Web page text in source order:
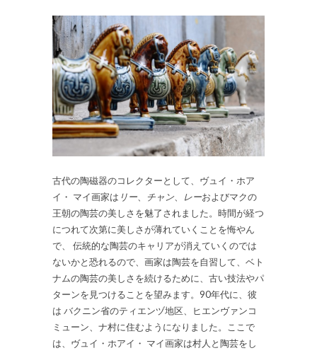
古代の陶磁器のコレクターとして、ヴュイ・ホア
イ・ マイ画家は リー、 チャン、 レーおよびマクの
王朝の陶芸の美しさを魅了されました。時間が経つ
につれて次第に美しさが薄れていくことを悔やん
で、 伝統的な陶芸のキャリアが消えていくのでは
ないかと恐れるので、画家は陶芸を自習して、ベト
ナムの陶芸の美しさを続けるために、古い技法やパ
ターンを見つけることを望みます。90年代に、彼
は バクニン省のティエンヅ地区、ヒエンヴァンコ
ミューン、ナ村に住むようになりました。ここで
は、ヴュイ・ホアイ・ マイ画家は村人と陶芸をし